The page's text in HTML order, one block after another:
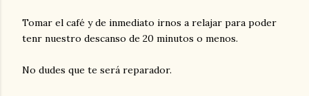
Tomar el café y de inmediato irnos a relajar para poder
tenr nuestro descanso de 20 minutos o menos.
No dudes que te será reparador.